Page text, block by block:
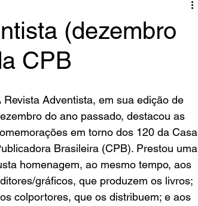
(dezembro
CPB
Revista Adventista, em sua edição de
do ano passado, destacou as
em torno dos 120 da Casa
Brasileira (CPB). Prestou uma
homenagem, ao mesmo tempo, aos
gráficos, que produzem os livros;
colportores, que os distribuem; e aos